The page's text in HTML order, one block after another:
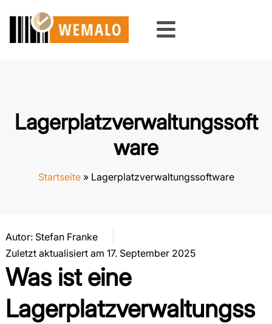
content
Lagerplatzverwaltungssoft
ware
Startseite» Lagerplatzverwaltungssoftware
Autor:Stefan Franke
Zuletzt aktualisiert am 17. September 2025
Was ist eine
Lagerplatzverwaltungss